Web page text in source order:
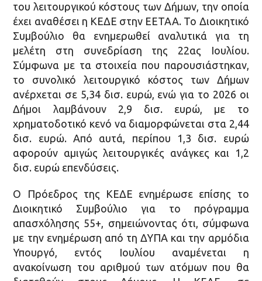
του λειτουργικού κόστους των Δήμων, την οποία
έχει αναθέσει η ΚΕΔΕ στην ΕΕΤΑΑ. Το Διοικητικό
Συμβούλιο θα ενημερωθεί αναλυτικά για τη
μελέτη στη συνεδρίαση της 22ας Ιουλίου.
Σύμφωνα με τα στοιχεία που παρουσιάστηκαν,
το συνολικό λειτουργικό κόστος των Δήμων
ανέρχεται σε 5,34 δισ. ευρώ, ενώ για το 2026 οι
Δήμοι λαμβάνουν 2,9 δισ. ευρώ, με το
χρηματοδοτικό κενό να διαμορφώνεται στα 2,44
δισ. ευρώ. Από αυτά, περίπου 1,3 δισ. ευρώ
αφορούν αμιγώς λειτουργικές ανάγκες και 1,2
δισ. ευρώ επενδύσεις.
Ο Πρόεδρος της ΚΕΔΕ ενημέρωσε επίσης το
Διοικητικό Συμβούλιο για το πρόγραμμα
απασχόλησης 55+, σημειώνοντας ότι, σύμφωνα
με την ενημέρωση από τη ΔΥΠΑ και την αρμόδια
Υπουργό, εντός Ιουλίου αναμένεται η
ανακοίνωση του αριθμού των ατόμων που θα